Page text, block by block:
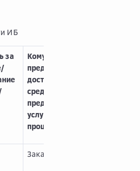
ИБ
за
Кому
предоставлен
доступ к
средствам
предоставления
услуги/сервиса/
процесса
Заказчик